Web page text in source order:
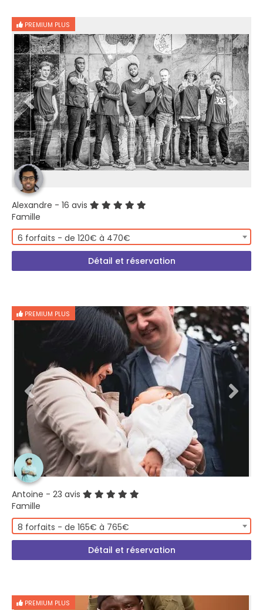
PREMIUM PLUS
Alexandre - 16 avis
Famille
6 forfaits - de 120€ à 470€
Détail et réservation
PREMIUM PLUS
Antoine - 23 avis
Famille
8 forfaits - de 165€ à 765€
Détail et réservation
PREMIUM PLUS